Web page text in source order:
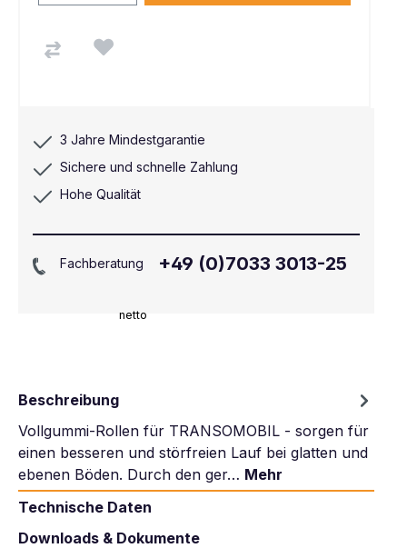
netto
3 Jahre Mindestgarantie
Sichere und schnelle Zahlung
Hohe Qualität
Fachberatung +49 (0)7033 3013-25
Beschreibung
Vollgummi-Rollen für TRANSOMOBIL - sorgen für
einen besseren und störfreien Lauf bei glatten und
ebenen Böden. Durch den ger… Mehr
Technische Daten
Downloads & Dokumente